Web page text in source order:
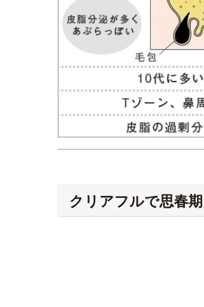
クリアフルで思春